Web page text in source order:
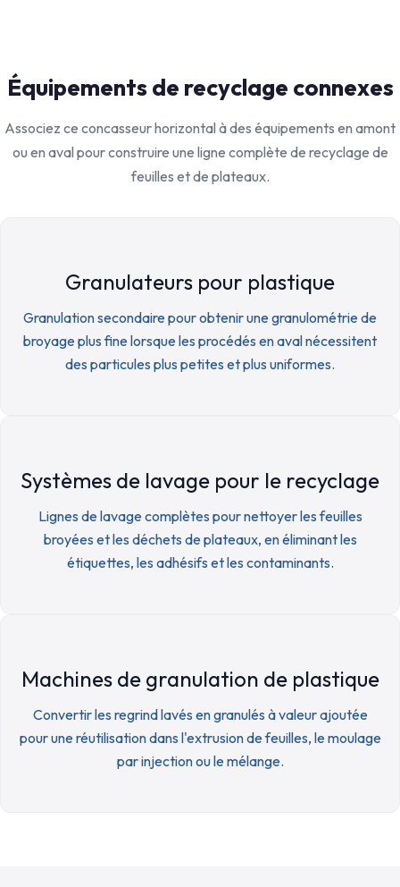
Équipements de recyclage connexes
Associez ce concasseur horizontal à des équipements en amont
ou en aval pour construire une ligne complète de recyclage de
feuilles et de plateaux.
Granulateurs pour plastique
Granulation secondaire pour obtenir une granulométrie de
broyage plus fine lorsque les procédés en aval nécessitent
des particules plus petites et plus uniformes.
Systèmes de lavage pour le recyclage
Lignes de lavage complètes pour nettoyer les feuilles
broyées et les déchets de plateaux, en éliminant les
étiquettes, les adhésifs et les contaminants.
Machines de granulation de plastique
Convertir les regrind lavés en granulés à valeur ajoutée
pour une réutilisation dans l'extrusion de feuilles, le moulage
par injection ou le mélange.